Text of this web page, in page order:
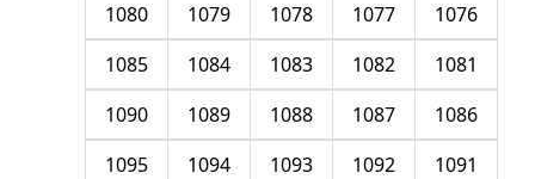
1076
1077
1078
1079
1080
1081
1082
1083
1084
1085
1086
1087
1088
1089
1090
1091
1092
1093
1094
1095